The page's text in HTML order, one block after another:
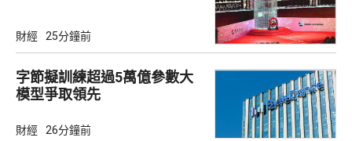
財經 25分鐘前
字節擬訓練超過5萬億參數大
模型爭取領先
財經 26分鐘前